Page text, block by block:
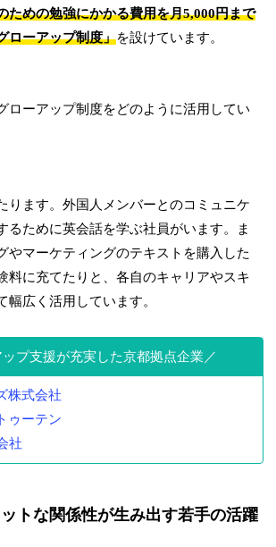
ための勉強にかかる費用を月5,000円まで
ローアップ制度」を設けています。
ローアップ制度をどのように活用してい
ります。外国人メンバーとのコミュニケ
るために英会話を学ぶ社員がいます。ま
やマーケティングのテキストを購入した
料に充てたりと、各自のキャリアやスキ
幅広く活用しています。
ップ支援が充実した京都拠点企業
株式会社
ゥーテン
社
トな関係性が生み出す若手の活躍